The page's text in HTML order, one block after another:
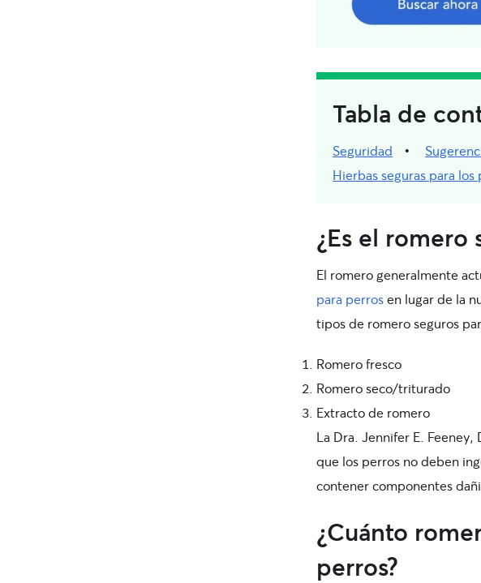
Tabla de
Seguridad
Hierbas seguras para los
¿Es el romero
El romero generalmente
para perrosen lugar de la
tipos de romero seguros
Romero fresco
Romero seco/triturado
Extracto de romero
La Dra. Jennifer E.
que los perros no deben
contener componentes
¿Cuánto
perros?